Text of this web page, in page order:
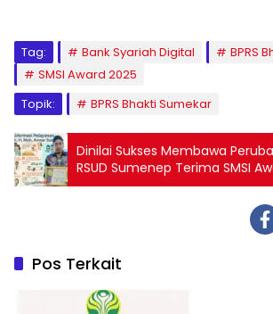
Tag: Bank Syariah Digital
BPRS
SMSI Award 2025
Topik:
BPRS Bhakti Sumekar
Dinilai Sukses Membawa
RSUD Sumenep Terima SMSI
Pos Terkait